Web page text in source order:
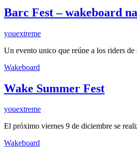
Barc Fest – wakeboard
youextreme
Un evento unico que reúne a los riders
Wakeboard
Wake Summer Fest
youextreme
El próximo viernes 9 de diciembre se
Wakeboard